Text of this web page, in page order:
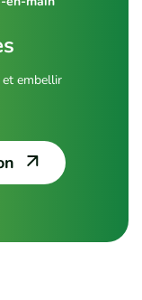
embellir